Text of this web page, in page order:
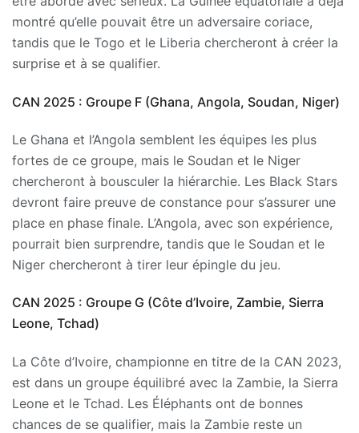
montré qu’elle pouvait être un adversaire coriace,
tandis que le Togo et le Liberia chercheront à créer la
surprise et à se qualifier.
CAN 2025 : Groupe F (Ghana, Angola, Soudan, Niger)
Le Ghana et l’Angola semblent les équipes les plus
fortes de ce groupe, mais le Soudan et le Niger
chercheront à bousculer la hiérarchie. Les Black Stars
devront faire preuve de constance pour s’assurer une
place en phase finale. L’Angola, avec son expérience,
pourrait bien surprendre, tandis que le Soudan et le
Niger chercheront à tirer leur épingle du jeu.
CAN 2025 : Groupe G (Côte d’Ivoire, Zambie, Sierra
Leone, Tchad)
La Côte d’Ivoire, championne en titre de la CAN 2023,
est dans un groupe équilibré avec la Zambie, la Sierra
Leone et le Tchad. Les Éléphants ont de bonnes
chances de se qualifier, mais la Zambie reste un